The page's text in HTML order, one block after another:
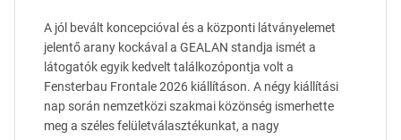
A jól bevált koncepcióval és a központi látványelemet
jelentő arany kockával a GEALAN standja ismét a
látogatók egyik kedvelt találkozópontja volt a
Fensterbau Frontale 2026 kiállításon. A négy kiállítási
nap során nemzetközi szakmai közönség ismerhette
meg a széles felületválasztékunkat, a nagy